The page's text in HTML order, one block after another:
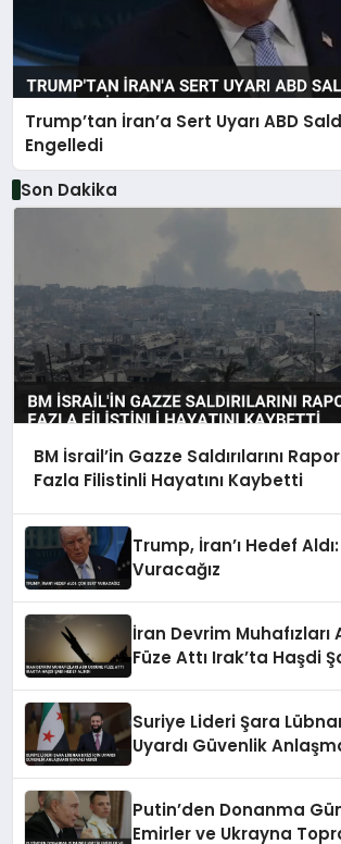
Trump’tan İran’a Sert Uyarı ABD
Engelledi
Son Dakika
BM İsrail’in Gazze Saldırılarını
Fazla Filistinli Hayatını Kaybetti
Trump, İran’ı Hedef
Vuracağız
İran Devrim Muhafızları
Füze Attı Irak’ta Haşdi
Suriye Lideri Şara
Uyardı Güvenlik
Putin’den Donanma
Emirler ve Ukrayna